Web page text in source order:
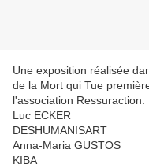
Une exposition réalisée
de la Mort qui Tue
l'association Ressuraction.
Luc ECKER
DESHUMANISART
Anna-Maria GUSTOS
KIBA